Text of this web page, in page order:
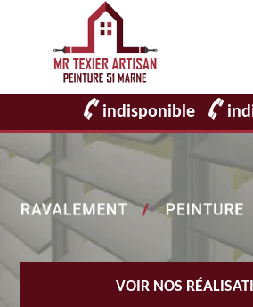
indisponible
VOIR NOS